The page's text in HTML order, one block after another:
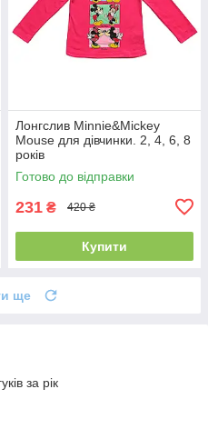
Лонгслив Minnie&Mickey
Mouse для дівчинки. 2, 4, 6, 8
років
Готово до відправки
231 ₴ 420 ₴
Купити
ще
за рік